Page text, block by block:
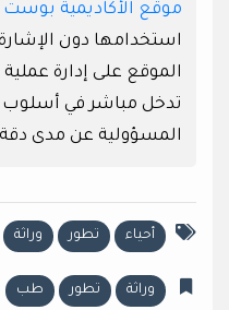
موقع الأكاديمية بوست
استخدامها دون
الموقع على إدارة
تدخل مباشر في أسلوب
المسؤولية عن مدى
أحياء تطور وراثة
وراثة تطور طب